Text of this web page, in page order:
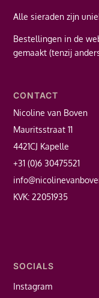
Alle sieraden zijn
Bestellingen in de
gemaakt (tenzij
CONTACT
Nicoline van Boven
Mauritsstraat 11
4421CJ Kapelle
+31 (0)6 30475521
KVK: 22051935
SOCIALS
Instagram